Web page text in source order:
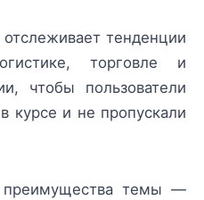
тенденции
торговле и
чтобы пользователи
курсе и не пропускали
темы —